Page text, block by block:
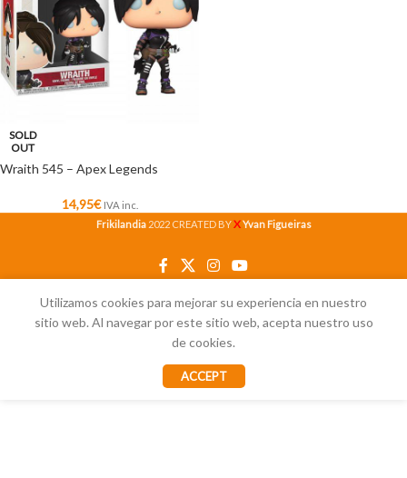
SOLD
OUT
Wraith 545 – Apex Legends
14,95€ IVA inc.
Frikilandia 2022 CREATED BYXYvan Figueiras
Utilizamos cookies para mejorar su experiencia en nuestro
sitio web. Al navegar por este sitio web, acepta nuestro uso
de cookies.
ACCEPT